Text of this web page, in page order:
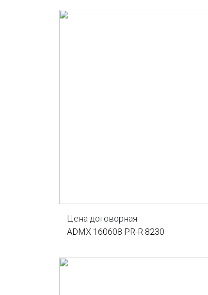
Цена договорная
ADMX 160608 PR-R 8230